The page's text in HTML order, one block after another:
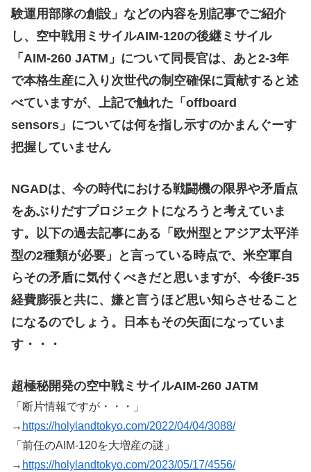
験運用部隊の創設」などの内容を別記事でご紹介
し、空中戦用ミサイルAIM-120の後継ミサイル
「AIM-260 JATM」について同長官は、あと2-3年
で本格生産に入り次世代の制空確保に貢献すると述
べていますが、上記で触れた「offboard
sensors」については何を指し示すのかまんぐーす
把握していません
NGADは、今の時代における戦闘機の限界や矛盾点
をあぶりだすプロジェクトになろうと考えていま
す。以下の過去記事にある「欧州型とアジア太平洋
型の2種類が必要」と言っている時点で、米空軍自
らその矛盾に気付くべきだと思いますが、今後F-35
経費膨張と共に、嫌と言うほど思い知らさせること
になるのでしょう。日本もその矢面になっていま
す・・・
超極秘開発の空中戦ミサイルAIM-260 JATM
「断片情報ですが・・・」
→ https://holylandtokyo.com/2022/04/04/3088/
「前任のAIM-120を大増産の謎」
→ https://holylandtokyo.com/2023/05/17/4556/